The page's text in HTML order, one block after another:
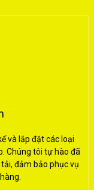
và lắp đặt các loại
Chúng tôi tự hào đã
đảm bảo phục vụ